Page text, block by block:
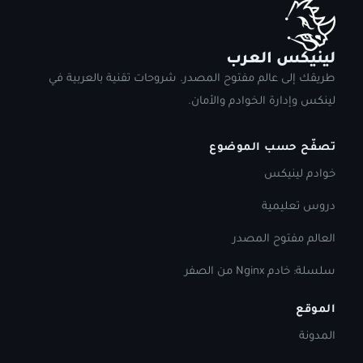
لينيكس العرب
طريقك إلى عالم مفتوح المصدر. شروحات تقنية بالعربية في
لينكس وإدارة الخوادم والأمان.
تصفّح حسب الموضوع
خوادم لينيكس
دروس تعليمية
العالم مفتوح المصدر
سلسلة: خادم Nginx من الصفر
الموقع
المدونة